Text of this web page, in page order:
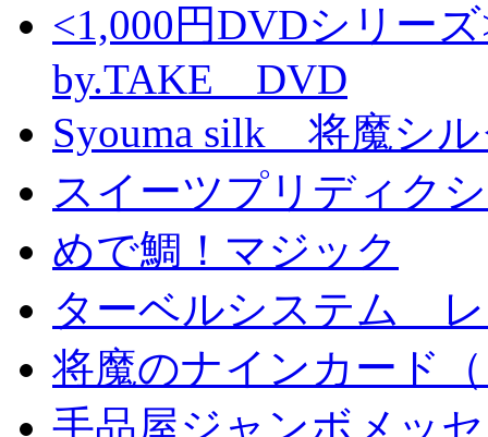
<1,000円DVDシリ
by.TAKE DVD
Syouma silk 将魔シ
スイーツプリディク
めで鯛！マジック
ターベルシステム
将魔のナインカード
手品屋ジャンボメッ